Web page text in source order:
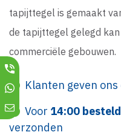
tapijttegel is gemaakt
de tapijttegel gelegd
commerciële gebouwen.
Klanten geven ons
Voor 14:00 besteld
verzonden